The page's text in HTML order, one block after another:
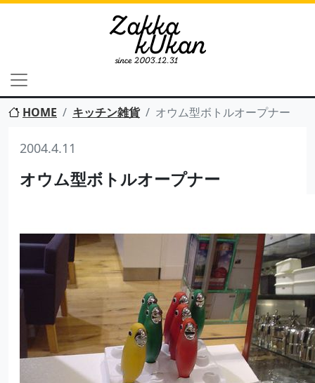
HOME キッチン雑貨 オウム型ボトルオープナー
2004.4.11
オウム型ボトルオープナー